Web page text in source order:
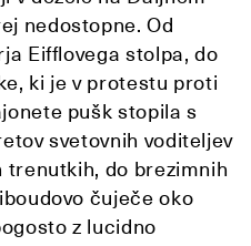
nedostopne. Od
Eifflovega stolpa, do
ki je v protestu proti
pušk stopila s
svetovnih voditeljev
trenutkih, do brezimnih
čuječe oko
z lucidno